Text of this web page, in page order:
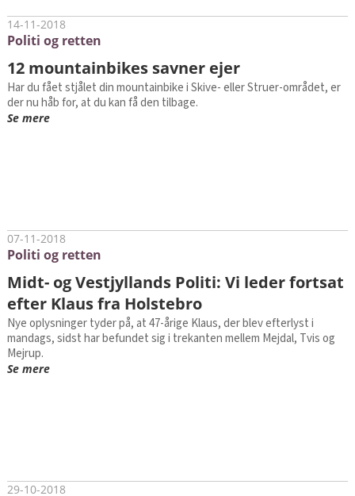
14-11-2018
Politi og retten
12 mountainbikes savner ejer
Har du fået stjålet din mountainbike i Skive- eller Struer-området, er
der nu håb for, at du kan få den tilbage.
Se mere
07-11-2018
Politi og retten
Midt- og Vestjyllands Politi: Vi leder fortsat
efter Klaus fra Holstebro
Nye oplysninger tyder på, at 47-årige Klaus, der blev efterlyst i
mandags, sidst har befundet sig i trekanten mellem Mejdal, Tvis og
Mejrup.
Se mere
29-10-2018